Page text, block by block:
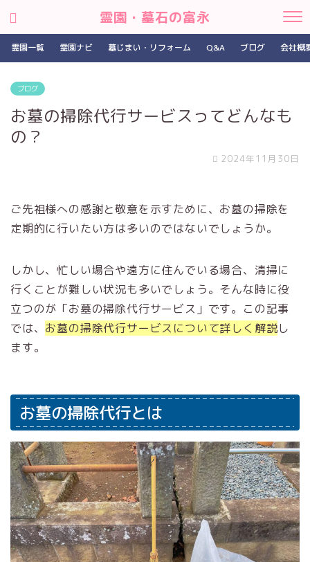
霊園・墓石の富永
霊園一覧 霊園ナビ 墓じまい・リフォーム Q&A ブログ 会社概
ブログ
お墓の掃除代行サービスってどんなも
の？
2024年11月30日
ご先祖様への感謝と敬意を示すために、お墓の掃除を
定期的に行いたい方は多いのではないでしょうか。
しかし、忙しい場合や遠方に住んでいる場合、清掃に
行くことが難しい状況も多いでしょう。そんな時に役
立つのが「お墓の掃除代行サービス」です。この記事
では、 お墓の掃除代行サービスについて詳しく解説し
ます。
お墓の掃除代行とは